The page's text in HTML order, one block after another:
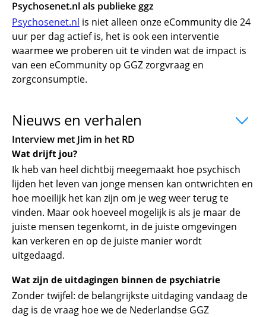
Psychosenet.nl als publieke ggz
Psychosenet.nl is niet alleen onze eCommunity die 24
uur per dag actief is, het is ook een interventie
waarmee we proberen uit te vinden wat de impact is
van een eCommunity op GGZ zorgvraag en
zorgconsumptie.
Nieuws en verhalen uitklapper, klik
Interview met Jim in het RD
Wat drijft jou?
Ik heb van heel dichtbij meegemaakt hoe psychisch
lijden het leven van jonge mensen kan ontwrichten en
hoe moeilijk het kan zijn om je weg weer terug te
vinden. Maar ook hoeveel mogelijk is als je maar de
juiste mensen tegenkomt, in de juiste omgevingen
kan verkeren en op de juiste manier wordt
uitgedaagd.
Wat zijn de uitdagingen binnen de psychiatrie
Zonder twijfel: de belangrijkste uitdaging vandaag de
dag is de vraag hoe we de Nederlandse GGZ